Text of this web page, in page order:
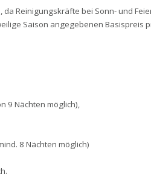
, da Reinigungskräfte bei Sonn- und
Saison angegebenen Basispreis
9 Nächten möglich),
8 Nächten möglich)